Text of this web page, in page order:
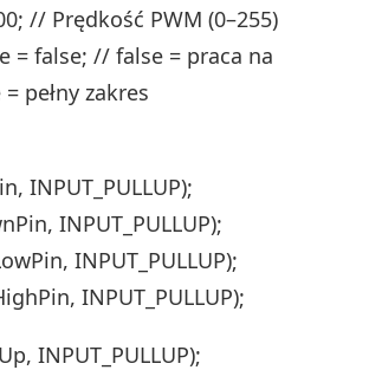
// Prędkość PWM (0–255)
= false; // false = praca na
pełny zakres
INPUT_PULLUP);
INPUT_PULLUP);
INPUT_PULLUP);
INPUT_PULLUP);
INPUT_PULLUP);